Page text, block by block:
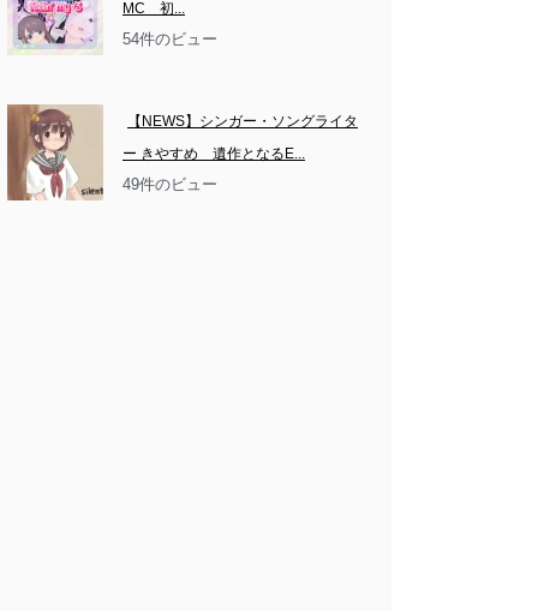
MC　初...
54件のビュー
【NEWS】シンガー・ソングライタ
ー きやすめ　遺作となるE...
49件のビュー